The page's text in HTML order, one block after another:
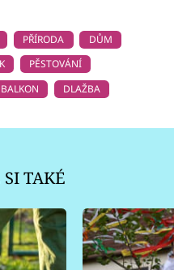
PŘÍRODA
DŮM
PĚSTOVÁNÍ
BALKON DLAŽBA
SI TAKÉ